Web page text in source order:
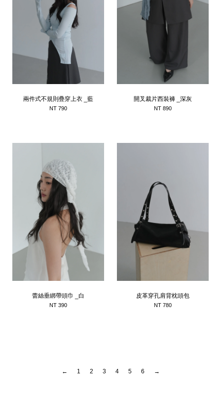
兩件式不規則疊穿上衣 _藍
NT 790
開叉裁片西裝褲 _深灰
NT 890
蕾絲垂綁帶頭巾 _白
NT 390
皮革穿孔肩背枕頭包
NT 780
← 1 2 3 4 5 6 →